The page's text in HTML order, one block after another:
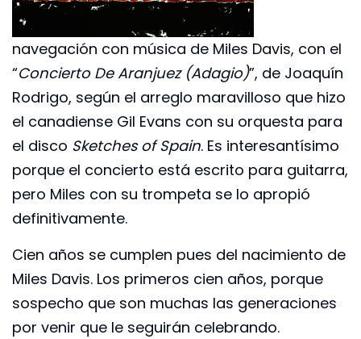
navegación con música de Miles Davis, con el
“Concierto De Aranjuez (Adagio)”, de Joaquín
Rodrigo, según el arreglo maravilloso que hizo
el canadiense Gil Evans con su orquesta para
el disco Sketches of Spain. Es interesantísimo
porque el concierto está escrito para guitarra,
pero Miles con su trompeta se lo apropió
definitivamente.
Cien años se cumplen pues del nacimiento de
Miles Davis. Los primeros cien años, porque
sospecho que son muchas las generaciones
por venir que le seguirán celebrando.